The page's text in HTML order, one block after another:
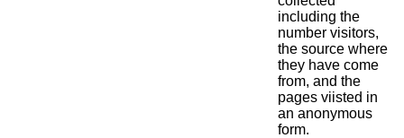
including the
number visitors,
the source where
they have come
from, and the
pages viisted in
an anonymous
form.